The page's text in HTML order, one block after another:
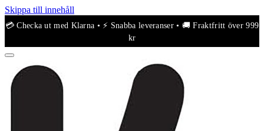
Skippa till innehåll